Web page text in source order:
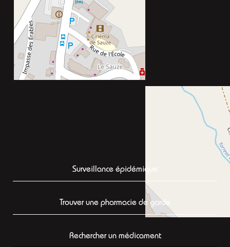
Surveillance épidémique
Trouver une pharmacie de garde
Rechercher un médicament